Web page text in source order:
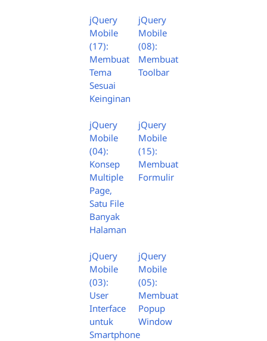
jQuery
Mobile
(17):
Membuat
Tema
Sesuai
Keinginan
jQuery
Mobile
(08):
Membuat
Toolbar
jQuery
Mobile
(04):
Konsep
Multiple
Page,
Satu File
Banyak
Halaman
jQuery
Mobile
(15):
Membuat
Formulir
jQuery
Mobile
(03):
User
Interface
untuk
Smartphone
jQuery
Mobile
(05):
Membuat
Popup
Window